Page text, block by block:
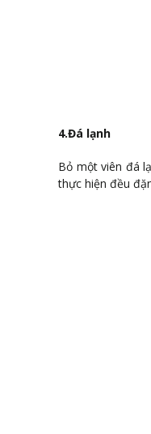
4.Đá lạnh
Bỏ một viên đá
thực hiện đều